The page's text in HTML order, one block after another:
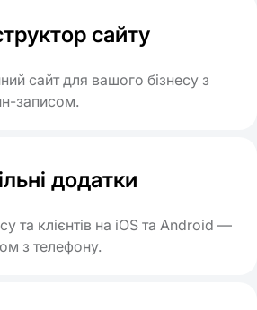
сайту
сайт для вашого бізнесу з
записом.
додатки
та клієнтів на iOS та Android —
з телефону.